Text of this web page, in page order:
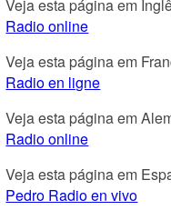
Veja esta página em
Radio online
Veja esta página em
Radio en ligne
Veja esta página em
Radio online
Veja esta página em
Pedro Radio en vivo